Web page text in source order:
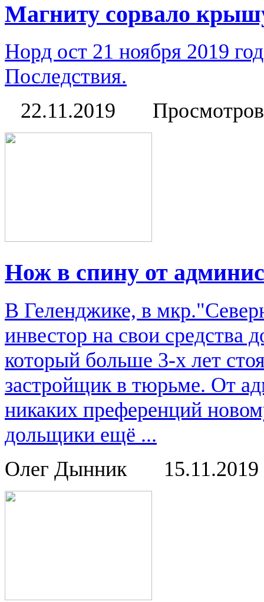
Магниту сорвало
Норд ост 21 ноября 2019
Последствия.
22.11.2019
Нож в спину от
В Геленджике, в
инвестор на свои средства
который больше 3-х лет
застройщик в тюрьме. От
никаких преференций
дольщики ещё ...
Олег Дынник
15.11.2019